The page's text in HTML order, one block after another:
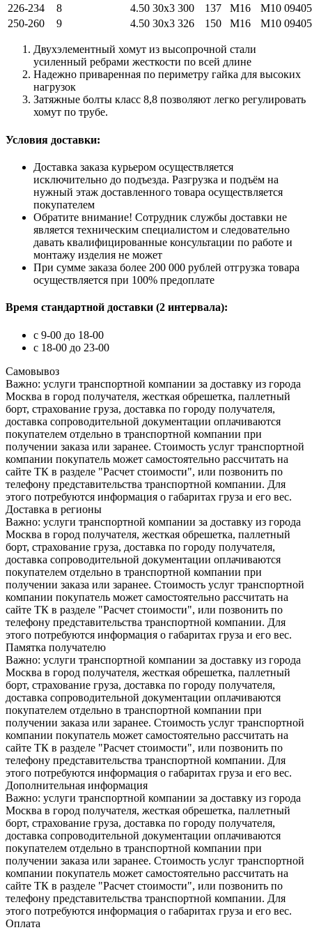
226-234
8 4.50 30х3 300 137 M16 M10
250-260
9 4.50 30х3 326 150 M16 M10
Двухэлементный хомут из высопрочной стали
усиленный ребрами жесткости по всей длине
Надежно приваренная по периметру гайка для высоких
нагрузок
Затяжные болты класс 8,8 позволяют легко регулировать
хомут по трубе.
Условия доставки:
Доставка заказа курьером осуществляется
исключительно до подъезда. Разгрузка и подъём на
нужный этаж доставленного товара осуществляется
покупателем
Обратите внимание! Сотрудник службы доставки не
является техническим специалистом и следовательно
давать квалифицированные консультации по работе и
монтажу изделия не может
При сумме заказа более 200 000 рублей отгрузка товара
осуществляется при 100% предоплате
Время стандартной доставки (2 интервала):
c 9-00 до 18-00
с 18-00 до 23-00
Самовывоз
Важно: услуги транспортной компании за доставку из города
Москва в город получателя, жесткая обрешетка, паллетный
борт, страхование груза, доставка по городу получателя,
доставка сопроводительной документации оплачиваются
покупателем отдельно в транспортной компании при
получении заказа или заранее. Стоимость услуг транспортной
компании покупатель может самостоятельно рассчитать на
сайте ТК в разделе "Расчет стоимости", или позвонить по
телефону представительства транспортной компании. Для
этого потребуются информация о габаритах груза и его вес.
Доставка в регионы
Важно: услуги транспортной компании за доставку из города
Москва в город получателя, жесткая обрешетка, паллетный
борт, страхование груза, доставка по городу получателя,
доставка сопроводительной документации оплачиваются
покупателем отдельно в транспортной компании при
получении заказа или заранее. Стоимость услуг транспортной
компании покупатель может самостоятельно рассчитать на
сайте ТК в разделе "Расчет стоимости", или позвонить по
телефону представительства транспортной компании. Для
этого потребуются информация о габаритах груза и его вес.
Памятка получателю
Важно: услуги транспортной компании за доставку из города
Москва в город получателя, жесткая обрешетка, паллетный
борт, страхование груза, доставка по городу получателя,
доставка сопроводительной документации оплачиваются
покупателем отдельно в транспортной компании при
получении заказа или заранее. Стоимость услуг транспортной
компании покупатель может самостоятельно рассчитать на
сайте ТК в разделе "Расчет стоимости", или позвонить по
телефону представительства транспортной компании. Для
этого потребуются информация о габаритах груза и его вес.
Дополнительная информация
Важно: услуги транспортной компании за доставку из города
Москва в город получателя, жесткая обрешетка, паллетный
борт, страхование груза, доставка по городу получателя,
доставка сопроводительной документации оплачиваются
покупателем отдельно в транспортной компании при
получении заказа или заранее. Стоимость услуг транспортной
компании покупатель может самостоятельно рассчитать на
сайте ТК в разделе "Расчет стоимости", или позвонить по
телефону представительства транспортной компании. Для
этого потребуются информация о габаритах груза и его вес.
Оплата